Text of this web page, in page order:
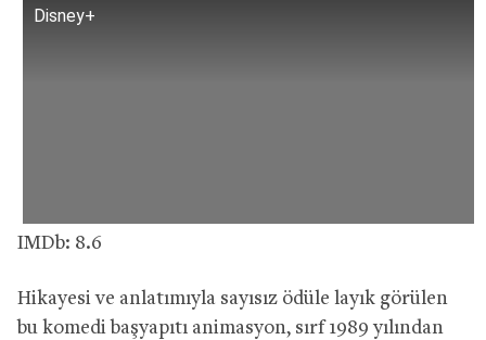
Disney+
IMDb: 8.6
Hikayesi ve anlatımıyla sayısız ödüle layık görülen
bu komedi başyapıtı animasyon, sırf 1989 yılından